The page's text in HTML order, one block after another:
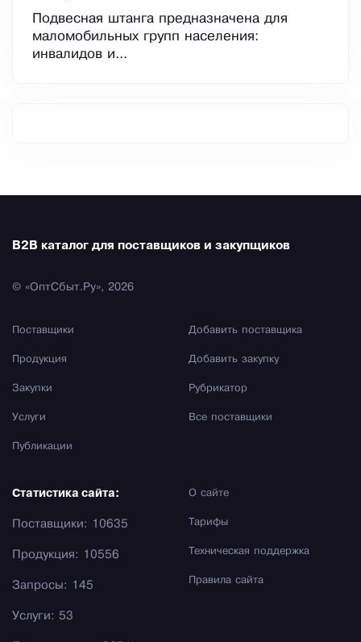
Подвесная штанга предназначена для
маломобильных групп населения:
инвалидов и...
B2B каталог для поставщиков и закупщиков
© «ОптСбыт.Ру», 2026
Поставщики
Продукция
Закупки
Услуги
Публикации
Добавить поставщика
Добавить закупку
Рубрикатор
Все поставщики
О сайте
Тарифы
Техническая поддержка
Правила сайта
Статистика сайта:
Поставщики: 10635
Продукция: 10556
Запросы: 145
Услуги: 53